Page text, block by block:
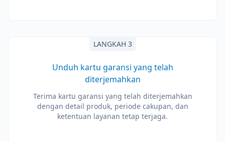
LANGKAH 3
Unduh kartu garansi yang telah
diterjemahkan
Terima kartu garansi yang telah diterjemahkan
dengan detail produk, periode cakupan, dan
ketentuan layanan tetap terjaga.